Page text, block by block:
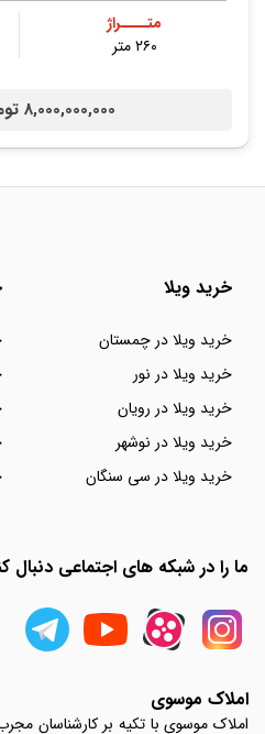
متــــراژ
۲۶۰ متر
8,000,000,000 تومان /
خرید ویلا
خرید ویلا در چمستان
خرید ویلا در نور
خرید ویلا در رویان
خرید ویلا در نوشهر
خرید ویلا در سی سنگان
ما را در شبکه های اجتماعی دنبال
املاک موسوی
املاک موسوی با تکیه بر کارشناسان